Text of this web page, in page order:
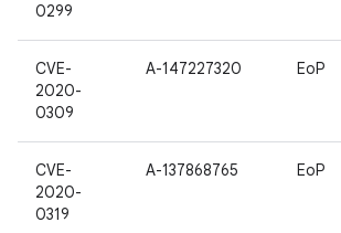
0299
CVE-
2020-
0309
A-147227320 EoP
CVE-
2020-
0319
A-137868765 EoP